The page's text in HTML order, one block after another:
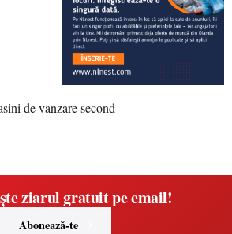
ziarul gratuit pe email!
Abonează-te